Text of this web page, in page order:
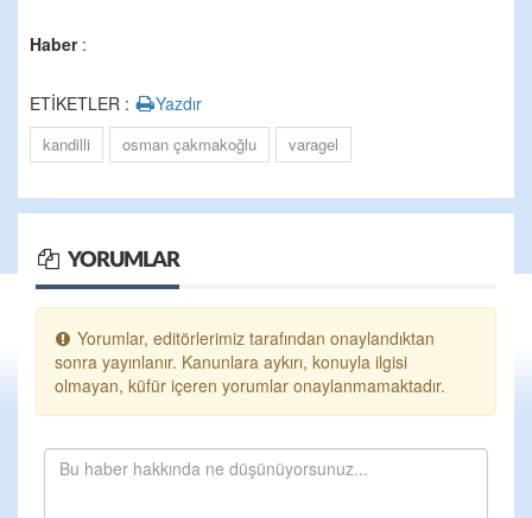
Haber:
ETİKETLER : Yazdır
kandilli osman çakmakoğlu varagel
YORUMLAR
Yorumlar, editörlerimiz tarafından onaylandıktan
sonra yayınlanır. Kanunlara aykırı, konuyla ilgisi
olmayan, küfür içeren yorumlar onaylanmamaktadır.